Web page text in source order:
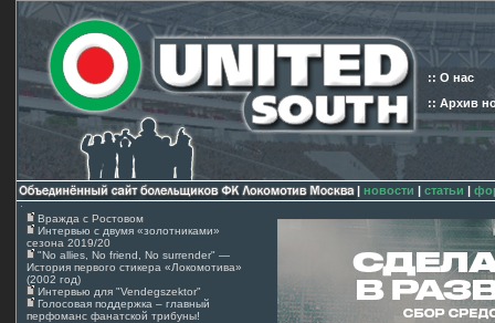
:: О нас
:: Архив
| новости | статьи |
Вражда с Ростовом
Интервью с двумя «золотниками»
сезона 2019/20
"No allies, No friend, No surrender" —
История первого стикера «Локомотива»
(2002 год)
Интервью для "Vendegszektor"
Голосовая поддержка – главный
перфоманс фанатской трибуны!